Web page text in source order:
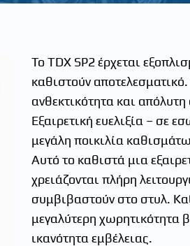
Το TDX SP2 έρχεται
καθιστούν
ανθεκτικότητα και
Εξαιρετική ευελιξία – σε
μεγάλη ποικιλία
Αυτό το καθιστά μια
χρειάζονται πλήρη
συμβιβαστούν στο στυλ.
μεγαλύτερη χωρητικότητα
ικανότητα εμβέλειας.